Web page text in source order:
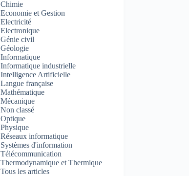
Chimie
Economie et Gestion
Electricité
Electronique
Génie civil
Géologie
Informatique
Informatique industrielle
Intelligence Artificielle
Langue française
Mathématique
Mécanique
Non classé
Optique
Physique
Réseaux informatique
Systèmes d'information
Télécommunication
Thermodynamique et Thermique
Tous les articles